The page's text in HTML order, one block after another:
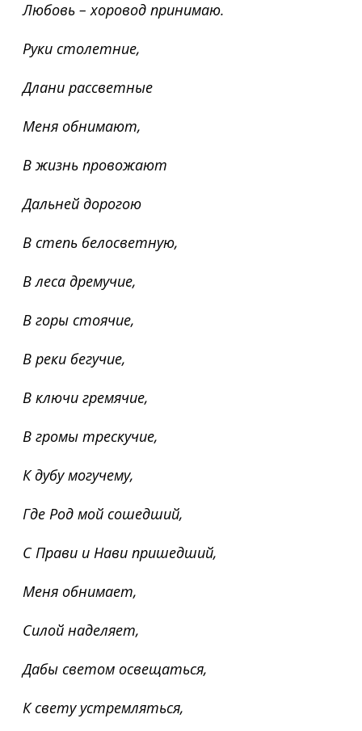
Любовь – хоровод принимаю.
Руки столетние,
Длани рассветные
Меня обнимают,
В жизнь провожают
Дальней дорогою
В степь белосветную,
В леса дремучие,
В горы стоячие,
В реки бегучие,
В ключи гремячие,
В громы трескучие,
К дубу могучему,
Где Род мой сошедший,
С Прави и Нави пришедший,
Меня обнимает,
Силой наделяет,
Дабы светом освещаться,
К свету устремляться,